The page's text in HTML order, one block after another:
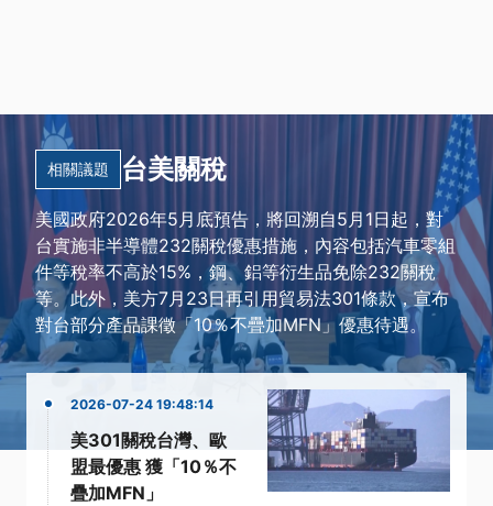
相關議題 台美關稅
美國政府2026年5月底預告，將回溯自5月1日起，對
台實施非半導體232關稅優惠措施，內容包括汽車零組
件等稅率不高於15%，鋼、鋁等衍生品免除232關稅
等。此外，美方7月23日再引用貿易法301條款，宣布
對台部分產品課徵「10％不疊加MFN」優惠待遇。
2026-07-24 19:48:14
美301關稅台灣、歐
盟最優惠 獲「10％不
疊加MFN」